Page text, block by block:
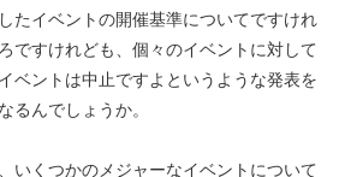
たイベントの開催基準についてですけれ
ですけれども、個々のイベントに対して
ベントは中止ですよというような発表を
るんでしょうか。
いくつかのメジャーなイベントについて